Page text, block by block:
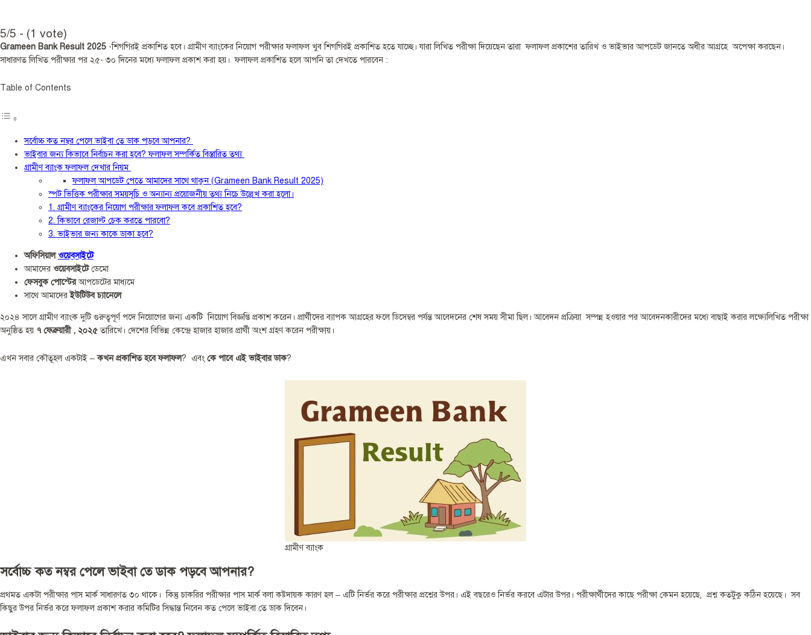
5/5 - (1 vote)
Grameen Bank Result 2025 -শিগগিরই প্রকাশিত হবে। গ্রামীণ ব্যাংকের নিয়োগ পরীক্ষার ফলাফল খুব শিগগিরই প্রকাশিত হতে যাচ্ছে। যারা লিখিত পরীক্ষা দিয়েছেন তারা ফলাফল প্রকাশের তারিখ ও ভাইভার আপডেট জানতে অধীর আগ্রহে অপেক্ষা করছেন।
সাধারণত লিখিত পরীক্ষার পর ২৫- ৩০ দিনের মধ্যে ফলাফল প্রকাশ করা হয়। ফলাফল প্রকাশিত হলে আপনি তা দেখতে পারবেন :
Table of Contents
সর্বোচ্চ কত নম্বর পেলে ভাইবা তে ডাক পড়বে আপনার?
ভাইবার জন্য কিভাবে নির্বাচন করা হবে? ফলাফল সম্পর্কিত বিস্তারিত তথ্য
গ্রামীণ ব্যাংক ফলাফল দেখার নিয়ম
ফলাফল আপডেট পেতে আমাদের সাথে থাকুন (Grameen Bank Result 2025)
স্পট ভিত্তিক পরীক্ষার সময়সূচি ও অন্যান্য প্রয়োজনীয় তথ্য নিচে উল্লেখ করা হলো।
1. গ্রামীণ ব্যাংকের নিয়োগ পরীক্ষার ফলাফল কবে প্রকাশিত হবে?
2. কিভাবে রেজাল্ট চেক করতে পারবো?
3. ভাইভার জন্য কাকে ডাকা হবে?
অফিসিয়ালওয়েবসাইটে
আমাদের ওয়েবসাইটেডেমো
ফেসবুক পোস্টেরআপডেটের মাধ্যমে
সাথে আমাদেরইউটিউব চ্যানেলে
২০২৪ সালে গ্রামীণ ব্যাংক দুটি গুরুত্বপূর্ণ পদে নিয়োগের জন্য একটি নিয়োগ বিজ্ঞপ্তি প্রকাশ করেন। প্রার্থীদের ব্যাপক আগ্রহের ফলে ডিসেম্বর পর্যন্ত আবেদনের শেষ সময় সীমা ছিল। আবেদন প্রক্রিয়া সম্পন্ন হওয়ার পর আবেদনকারীদের মধ্যে বাছাই করার লক্ষ্যেলিখিত পরীক্ষা
অনুষ্ঠিত হয় ৭ ফেব্রুয়ারী , ২০২৫তারিখে। দেশের বিভিন্ন কেন্দ্রে হাজার হাজার প্রার্থী অংশ গ্রহণ করেন পরীক্ষায়।
এখন সবার কৌতূহল একটাই –কখন প্রকাশিত হবে ফলাফল? এবং কে পাবে এই ভাইবার ডাক?
গ্রামীণ ব্যাংক
সর্বোচ্চ কতনম্বর পেলে ভাইবা তে ডাক পড়বে আপনার?
প্রথমত একটা পরীক্ষার পাস মার্ক সাধারণত ৩০ থাকে। কিন্তু চাকরির পরীক্ষার পাস মার্ক বলা কষ্টদায়ক কারণ হল – এটি নির্ভর করে পরীক্ষার প্রশ্নের উপর। এই বছরেও নির্ভর করবে এটার উপর। পরীক্ষার্থীদের কাছে পরীক্ষা কেমন হয়েছে, প্রশ্ন কতটুকু কঠিন হয়েছে। সব
কিছুর উপর নির্ভর করে ফলাফল প্রকাশ করার কমিটির সিদ্ধান্ত নিবেন কত পেলে ভাইবা তে ডাক দিবেন।